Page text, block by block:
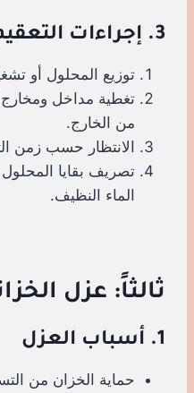
3. إجراءات التعقيم
توزيع المحلول أو
تغطية مداخل ومخارج
من الخارج.
الانتظار حسب زمن
تصريف بقايا
الماء النظيف.
ثالثاً: عزل
1. أسباب العزل
حماية الخزان من